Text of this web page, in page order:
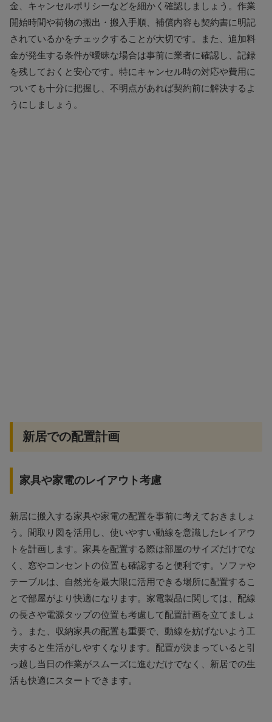
金、キャンセルポリシーなどを細かく確認しましょう。作業
開始時間や荷物の搬出・搬入手順、補償内容も契約書に明記
されているかをチェックすることが大切です。また、追加料
金が発生する条件が曖昧な場合は事前に業者に確認し、記録
を残しておくと安心です。特にキャンセル時の対応や費用に
ついても十分に把握し、不明点があれば契約前に解決するよ
うにしましょう。
新居での配置計画
家具や家電のレイアウト考慮
新居に搬入する家具や家電の配置を事前に考えておきましょ
う。間取り図を活用し、使いやすい動線を意識したレイアウ
トを計画します。家具を配置する際は部屋のサイズだけでな
く、窓やコンセントの位置も確認すると便利です。ソファや
テーブルは、自然光を最大限に活用できる場所に配置するこ
とで部屋がより快適になります。家電製品に関しては、配線
の長さや電源タップの位置も考慮して配置計画を立てましょ
う。また、収納家具の配置も重要で、動線を妨げないよう工
夫すると生活がしやすくなります。配置が決まっていると引
っ越し当日の作業がスムーズに進むだけでなく、新居での生
活も快適にスタートできます。